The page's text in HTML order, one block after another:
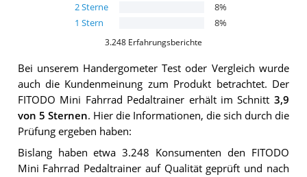
2Sterne 8%
1 Stern 8%
3.248 Erfahrungsberichte
Bei unserem Handergometer Test oder Vergleich wurde
auch die Kundenmeinung zum Produkt betrachtet. Der
FITODO Mini Fahrrad Pedaltrainer erhält im Schnitt 3,9
von 5 Sternen. Hier die Informationen, die sich durch die
Prüfung ergeben haben:
Bislang haben etwa 3.248 Konsumenten den FITODO
Mini Fahrrad Pedaltrainer auf Qualität geprüft und nach